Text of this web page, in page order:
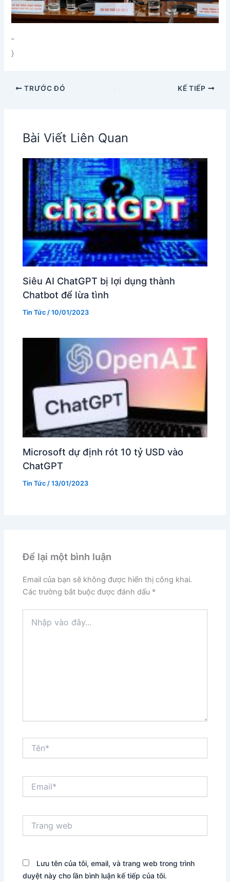
”
}
TRƯỚC ĐÓ KẾ TIẾP
Bài Viết Liên Quan
Siêu AI ChatGPT bị lợi dụng thành
Chatbot để lừa tình
Tin Tức /10/01/2023
Microsoft dự định rót 10 tỷ USD vào
ChatGPT
Tin Tức /13/01/2023
Để lại một bình luận
Email của bạn sẽ không được hiển thị công khai.
Các trường bắt buộc được đánh dấu *
vào
web
Lưu tên của tôi, email, và trang web trong trình
duyệt này cho lần bình luận kế tiếp của tôi.